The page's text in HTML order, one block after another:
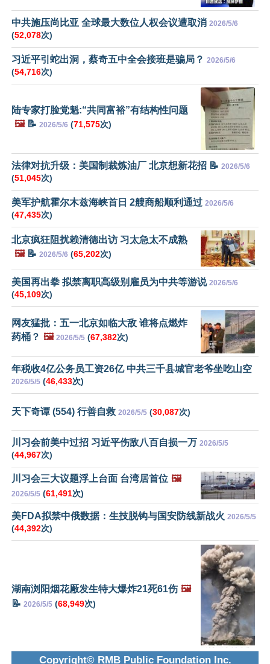
中共施压尚比亚 全球最大数位人权会议遭取消 2026/5/6
(52,078次)
习近平引蛇出洞，蔡奇五中全会接班是骗局？ 2026/5/6
(54,716次)
陆专家打脸党魁:“共同富裕”有结构性问题
🖼️📝 2026/5/6 (71,575次)
法律对抗升级：美国制裁炼油厂 北京想新花招 📝 2026/5/6
(51,045次)
美军护航霍尔木兹海峡首日 2艘商船顺利通过 2026/5/6
(47,435次)
北京疯狂阻扰赖清德出访 习太急太不成熟
🖼️📝 2026/5/6 (65,202次)
美国再出拳 拟禁离职高级别雇员为中共等游说 2026/5/6
(45,109次)
网友猛批：五一北京如临大敌 谁将点燃炸
药桶？ 🖼️ 2026/5/5 (67,382次)
年税收4亿公务员工资26亿 中共三千县城官老爷坐吃山空
2026/5/5 (46,433次)
天下奇谭 (554) 行善自救 2026/5/5 (30,087次)
川习会前美中过招 习近平伤敌八百自损一万 2026/5/5
(44,967次)
川习会三大议题浮上台面 台湾居首位 🖼️
2026/5/5 (61,491次)
美FDA拟禁中俄数据：生技脱钩与国安防线新战火 2026/5/5
(44,392次)
湖南浏阳烟花厰发生特大爆炸21死61伤 🖼️
📝 2026/5/5 (68,949次)
Copyright© RMB Public Foundation Inc.